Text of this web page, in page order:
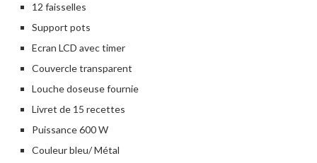
12 faisselles
Support pots
Ecran LCD avec timer
Couvercle transparent
Louche doseuse fournie
Livret de 15 recettes
Puissance 600 W
Couleur bleu/ Métal